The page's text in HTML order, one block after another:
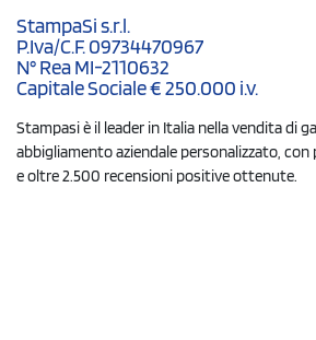
StampaSi s.r.l.
P.Iva/C.F. 09734470967
N° Rea MI-2110632
Capitale Sociale € 250.000 i.v.
Stampasi è il leader in Italia nella vendita di
abbigliamento aziendale personalizzato,
e oltre 2.500 recensioni positive ottenute.